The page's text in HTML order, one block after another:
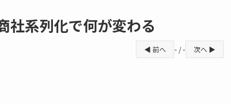
系列化で何が変わる
◀ 前へ - / - 次へ ▶